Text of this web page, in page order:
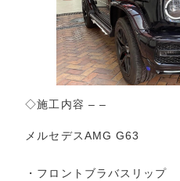
◇施工内容 – –
メルセデスAMG G63
・フロントブラバスリップ